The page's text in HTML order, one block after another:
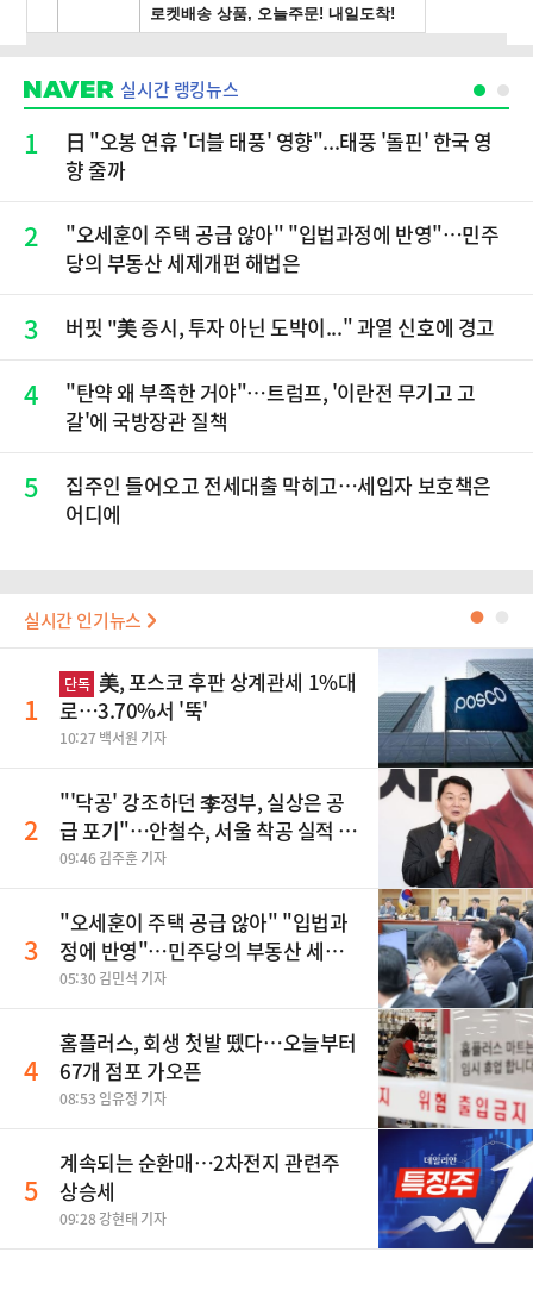
실시간 랭킹뉴스
1
日 "오봉 연휴 '더블 태풍' 영향"...태풍 '돌핀' 한국 영
향 줄까
2
"오세훈이 주택 공급 않아" "입법과정에 반영"…민주
당의 부동산 세제개편 해법은
3 버핏 "美 증시, 투자 아닌 도박이..." 과열 신호에 경고
4
"탄약 왜 부족한 거야"…트럼프, '이란전 무기고 고
갈'에 국방장관 질책
5
집주인 들어오고 전세대출 막히고…세입자 보호책은
어디에
실시간 인기뉴스 ●
1
단독 美, 포스코 후판 상계관세 1%대
로…3.70%서 '뚝'
10:27 백서원 기자
2
"'닥공' 강조하던 李정부, 실상은 공
급 포기"…안철수, 서울 착공 실적 미
달 비판
09:46 김주훈 기자
3
"오세훈이 주택 공급 않아" "입법과
정에 반영"…민주당의 부동산 세제
개편 해법은
05:30 김민석 기자
4
홈플러스, 회생 첫발 뗐다…오늘부터
67개 점포 가오픈
08:53 임유정 기자
5
계속되는 순환매…2차전지 관련주
상승세
09:28 강현태 기자